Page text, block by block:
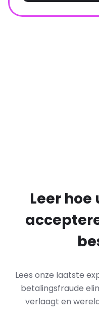
Leer
Lees onze laatste
betalingsfraude
verlaagt en